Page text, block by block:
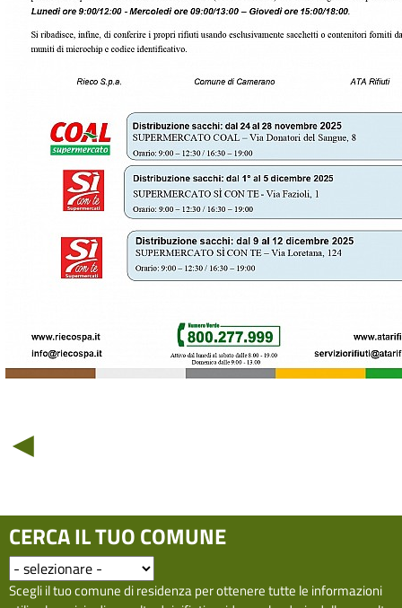
◄
CERCA IL TUO COMUNE
Scegli il tuo comune di residenza per ottenere tutte le informazioni